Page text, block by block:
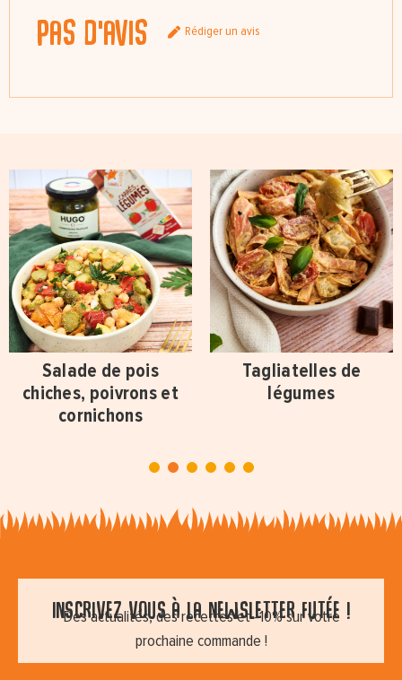
Pas d'avis Rédiger un avis
Salade de pois
chiches, poivrons et
cornichons
Tagliatelles de
légumes
3 4 5 6
Inscrivez vous à la newsletter futée !
Des actualités, des recettes et -10% sur votre
prochaine commande !